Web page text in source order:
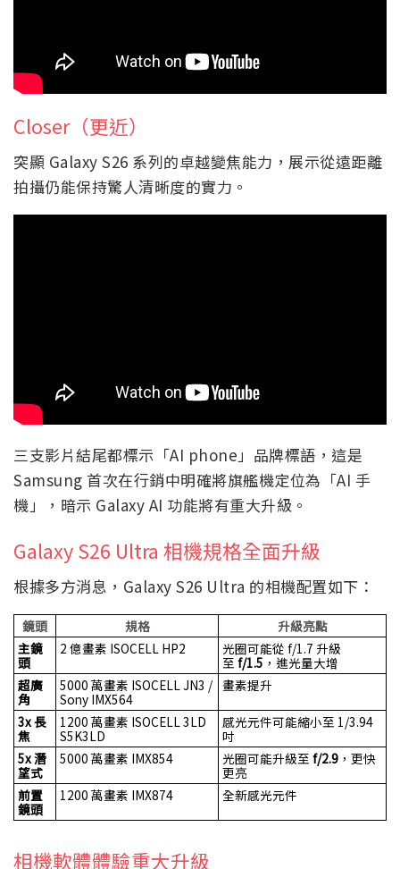
Closer（更近）
突顯 Galaxy S26 系列的卓越變焦能力，展示從遠距離
拍攝仍能保持驚人清晰度的實力。
三支影片結尾都標示「AI phone」品牌標語，這是
Samsung 首次在行銷中明確將旗艦機定位為「AI 手
機」，暗示 Galaxy AI 功能將有重大升級。
Galaxy S26 Ultra 相機規格全面升級
根據多方消息，Galaxy S26 Ultra 的相機配置如下：
鏡頭 規格
升級亮點
主鏡
頭
2 億畫素 ISOCELL HP2
光圈可能從 f/1.7 升級
至 f/1.5 ，進光量大增
超廣
角
5000 萬畫素 ISOCELL JN3 /
Sony IMX564
畫素提升
3x 長
焦
1200 萬畫素 ISOCELL 3LD
S5K3LD
感光元件可能縮小至 1/3.94
吋
5x 潛
望式
5000 萬畫素 IMX854 光圈可能升級至 f/2.9 ，更快
更亮
前置
鏡頭
1200 萬畫素 IMX874 全新感光元件
相機軟體體驗重大升級